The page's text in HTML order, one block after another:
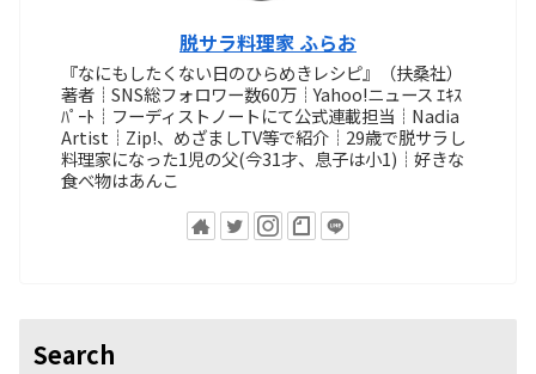
脱サラ料理家 ふらお
『なにもしたくない日のひらめきレシピ』（扶桑社）
著者┊SNS総フォロワー数60万┊Yahoo!ニュース ｴｷｽ
ﾊﾟｰﾄ┊フーディストノートにて公式連載担当┊Nadia
Artist┊Zip!、めざましTV等で紹介┊29歳で脱サラし
料理家になった1児の父(今31才、息子は小1)┊好きな
食べ物はあんこ
Search